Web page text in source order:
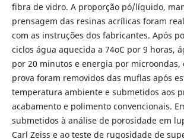
fibra de vidro. A proporção pó/líquido,
prensagem das resinas acrílicas foram
com as instruções dos fabricantes. Após
ciclos água aquecida a 74oC por 9 horas,
por 20 minutos e energia por microondas,
prova foram removidos das muflas após
temperatura ambiente e submetidos aos
acabamento e polimento convencionais.
submetidos à análise de porosidade em
Carl Zeiss e ao teste de rugosidade de